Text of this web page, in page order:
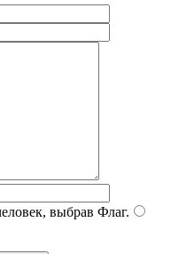
выбрав Флаг.